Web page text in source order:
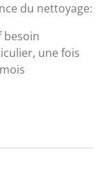
du nettoyage:
besoin
une fois